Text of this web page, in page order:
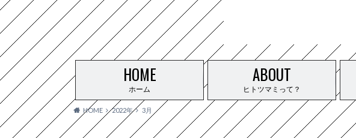
ホーム
HOME
ヒトツマミって？
ABOUT
HOME 2022年 3月